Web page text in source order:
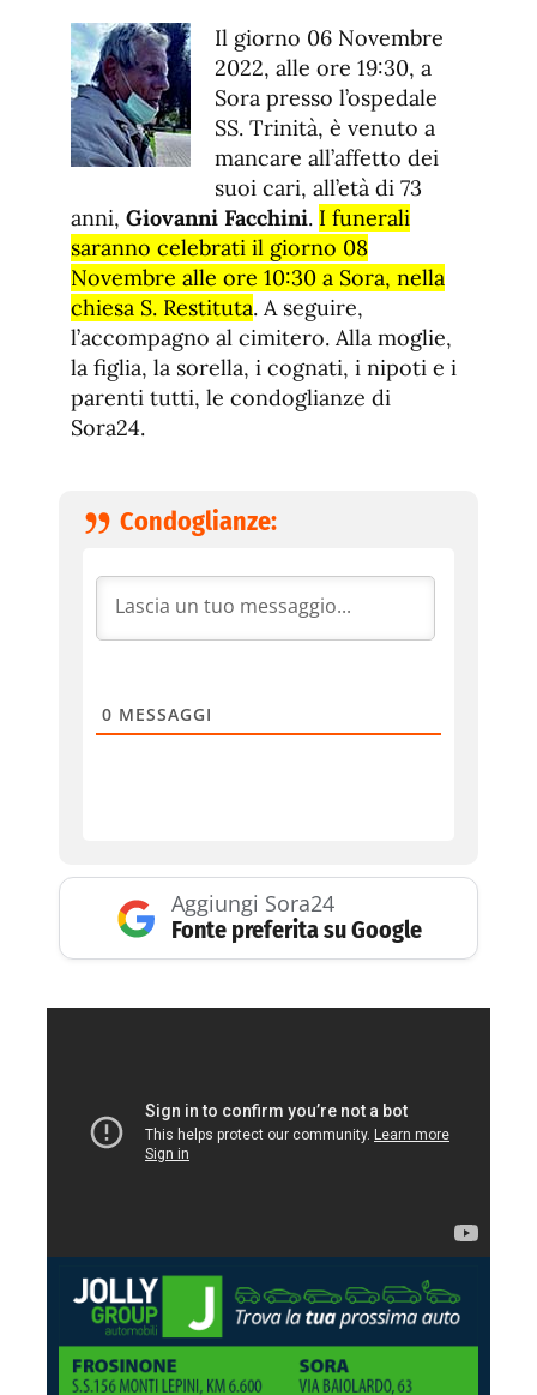
de
fuente
de
fuente.
Il giorno 06 Novembre
2022, alle ore 19:30, a
Sora presso l’ospedale
SS. Trinità, è venuto a
mancare all’affetto dei
suoi cari, all’età di 73
anni, Giovanni Facchini. I funerali
saranno celebrati il giorno 08
Novembre alle ore 10:30 a Sora, nella
chiesa S. Restituta. A seguire,
l’accompagno al cimitero. Alla moglie,
la figlia, la sorella, i cognati, i nipoti e i
parenti tutti, le condoglianze di
Sora24.
Condoglianze:
0 MESSAGGI
Aggiungi Sora24
Fonte preferita su Google